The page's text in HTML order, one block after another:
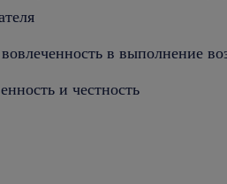
в выполнение
и честность